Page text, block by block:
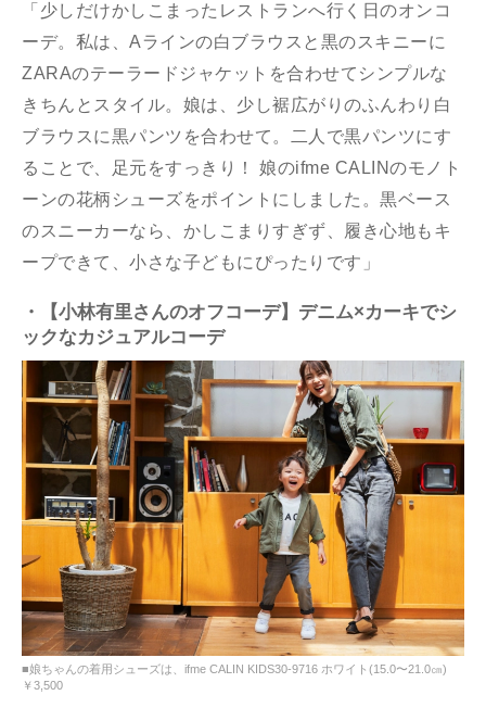
「少しだけかしこまったレストランへ行く日のオンコ
ーデ。私は、Aラインの白ブラウスと黒のスキニーに
ZARAのテーラードジャケットを合わせてシンプルな
きちんとスタイル。娘は、少し裾広がりのふんわり白
ブラウスに黒パンツを合わせて。二人で黒パンツにす
ることで、足元をすっきり！ 娘のifme CALINのモノト
ーンの花柄シューズをポイントにしました。黒ベース
のスニーカーなら、かしこまりすぎず、履き心地もキ
ープできて、小さな子どもにぴったりです」
・【小林有里さんのオフコーデ】デニム×カーキでシ
ックなカジュアルコーデ
■娘ちゃんの着用シューズは、ifme CALIN KIDS30-9716 ホワイト(15.0〜21.0㎝)
￥3,500